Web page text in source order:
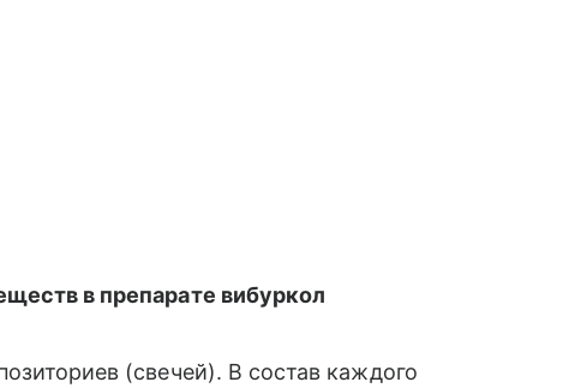
в препарате вибуркол
(свечей). В состав каждого